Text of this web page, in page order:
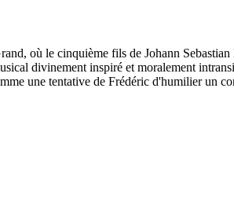
où le cinquième fils de Johann
divinement inspiré et moralement
une tentative de Frédéric d'humilier un